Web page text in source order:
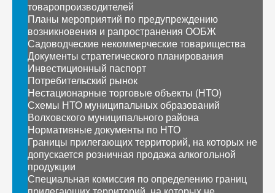
товаропроизводителей
Планы мероприятий по предупреждению
возникновения и рапространения ООБЖ
Садоводческие некоммерческие товарищества
Документы стратегического планирования
Инвестиционный паспорт
Потребительский рынок
Нестационарные торговые объекты (НТО)
Схемы НТО муниципальных образований
Волховского муниципального района
Нормативные документы по НТО
Границы прилегающих территорий, на которых не
допускается розничная продажа алкогольной
продукции
Специальная комиссия по определению границ